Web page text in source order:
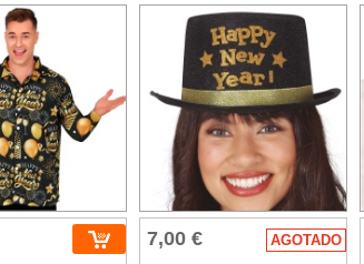
7,00 € AGOTADO